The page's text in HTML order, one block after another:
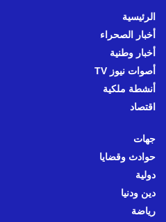
الرئيسية
أخبار الصحراء
أخبار وطنية
أصوات نيوز TV
أنشطة ملكية
اقتصاد
جهات
حوادث وقضايا
دولية
دين ودنيا
رياضة